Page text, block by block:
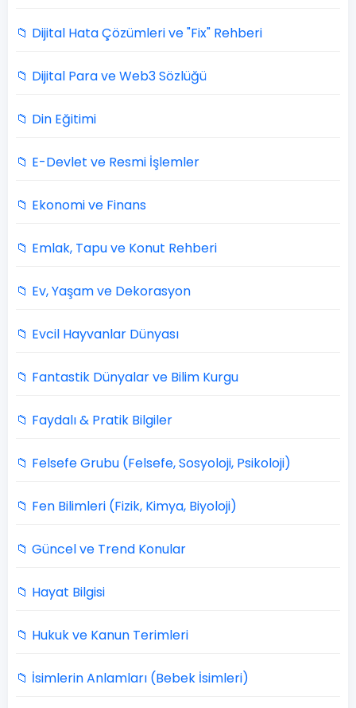
📁 Dijital Hata Çözümleri ve "Fix" Rehberi
📁 Dijital Para ve Web3 Sözlüğü
📁 Din Eğitimi
📁 E-Devlet ve Resmi İşlemler
📁 Ekonomi ve Finans
📁 Emlak, Tapu ve Konut Rehberi
📁 Ev, Yaşam ve Dekorasyon
📁 Evcil Hayvanlar Dünyası
📁 Fantastik Dünyalar ve Bilim Kurgu
📁 Faydalı & Pratik Bilgiler
📁 Felsefe Grubu (Felsefe, Sosyoloji, Psikoloji)
📁 Fen Bilimleri (Fizik, Kimya, Biyoloji)
📁 Güncel ve Trend Konular
📁 Hayat Bilgisi
📁 Hukuk ve Kanun Terimleri
📁 İsimlerin Anlamları (Bebek İsimleri)